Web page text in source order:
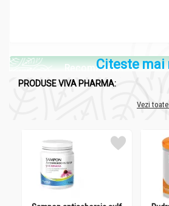
Recomandari
Tinctura iod 2% 40g - VITALIA
În dezinfecţia câmpului operator, a
pentru maturarea abceselor, la speciile
Citeste mai
PRODUSE VIVA PHARMA:
Vezi